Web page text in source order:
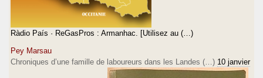
Ràdio País · ReGasPros : Armanhac. [Utilisez au (…)
Pey Marsau
Chroniques d’une famille de laboureurs dans les Landes (…) 10 janvier